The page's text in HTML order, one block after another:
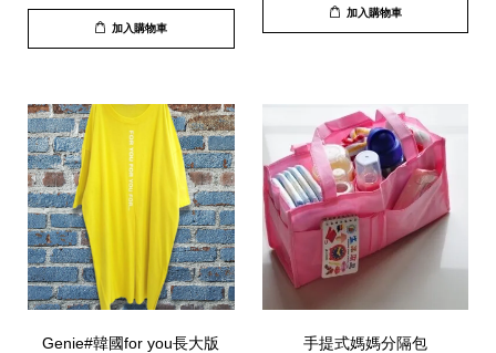
加入購物車
加入購物車
Genie#韓國for you長大版
手提式媽媽分隔包